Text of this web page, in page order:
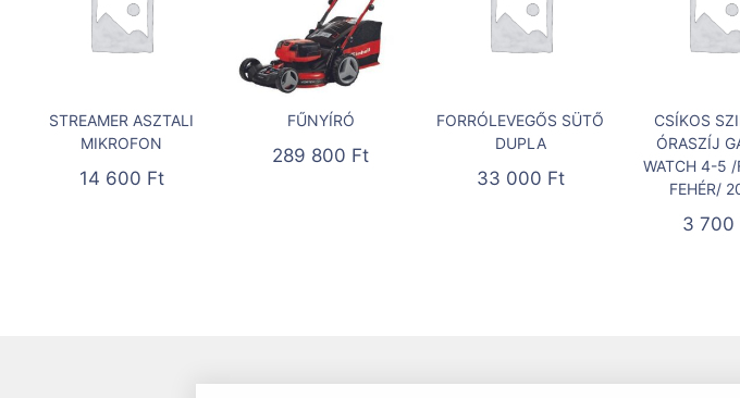
STREAMER ASZTALI
MIKROFON
14 600 Ft
FŰNYÍRÓ
289 800 Ft
FORRÓLEVEGŐS SÜTŐ
DUPLA
33 000 Ft
CSÍKOS
ÓRASZÍJ
WATCH 4-5 /
FEHÉR/
3 700